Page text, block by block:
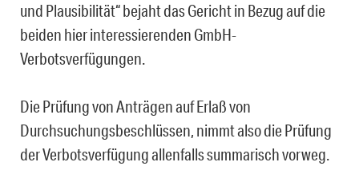
und Plausibilität“ bejaht das Gericht in Bezug auf die
beiden hier interessierenden GmbH-
Verbotsverfügungen.
Die Prüfung von Anträgen auf Erlaß von
Durchsuchungsbeschlüssen, nimmt also die Prüfung
der Verbotsverfügung allenfalls summarisch vorweg.